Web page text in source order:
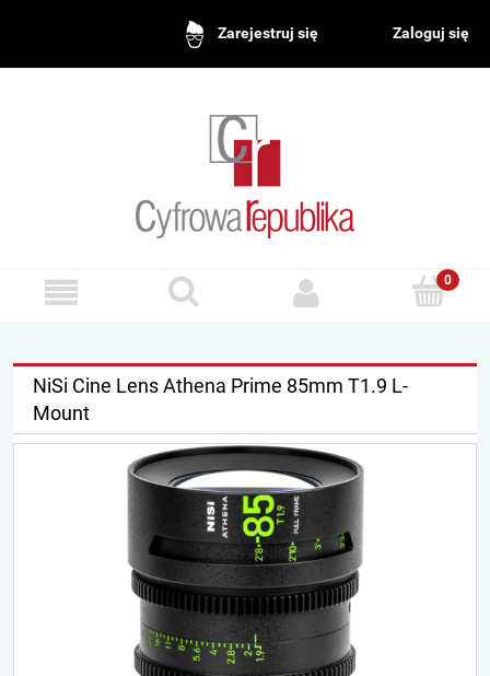
Zarejestruj się Zaloguj się
NiSi Cine Lens Athena Prime 85mm T1.9 L-
Mount